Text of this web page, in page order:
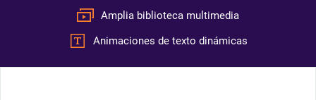
Amplia biblioteca multimedia
Animaciones de texto dinámicas